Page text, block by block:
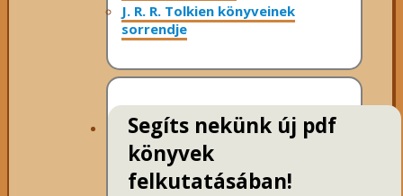
J. R. R. Tolkien könyveinek
sorrendje
Segíts nekünk új pdf
könyvek
felkutatásában!